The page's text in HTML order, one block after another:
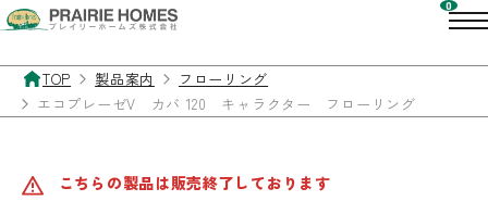
TOP 製品案内
フローリング
エコプレーゼV カバ 120 キャラクター フローリング
こちらの製品は販売終了しております